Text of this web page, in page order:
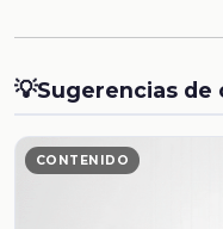
💡Sugerencias de
CONTENIDO